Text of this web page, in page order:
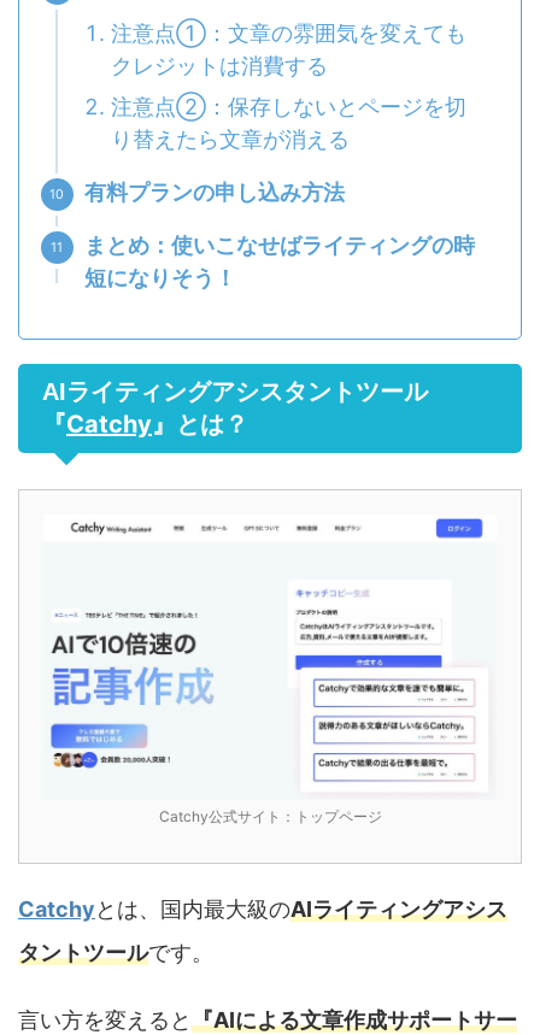
注意点①：文章の雰囲気を変えても
クレジットは消費する
注意点②：保存しないとページを切
り替えたら文章が消える
有料プランの申し込み方法
まとめ：使いこなせばライティングの時
短になりそう！
AIライティングアシスタントツール
『Catchy』とは？
Catchy公式サイト：トップページ
Catchyとは、国内最大級のAIライティングアシス
タントツールです。
言い方を変えると『AIによる文章作成サポートサー